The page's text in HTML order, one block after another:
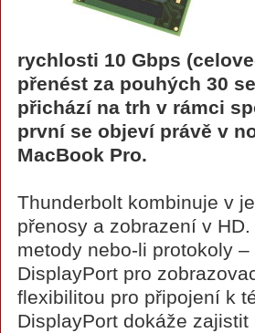
rychlosti 10 Gbps
přenést za pouhých 30
přichází na trh v rámci
první se objeví právě v
MacBook Pro.
Thunderbolt kombinuje v
přenosy a zobrazení v
metody nebo-li protokoly
DisplayPort pro
flexibilitou pro připojení k
DisplayPort dokáže